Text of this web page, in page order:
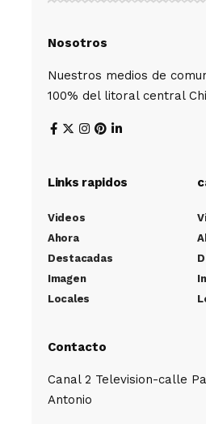
Nosotros
Nuestros medios de
100% del litoral central
Links rapidos
Videos
Ahora
Destacadas
Imagen
Locales
Contacto
Canal 2 Television-calle
Antonio